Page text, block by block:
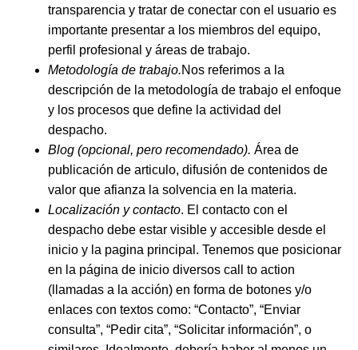
transparencia y tratar de conectar con el usuario es
importante presentar a los miembros del equipo,
perfil profesional y áreas de trabajo.
Metodología de trabajo.Nos referimos a la
descripción de la metodología de trabajo el enfoque
y los procesos que define la actividad del
despacho.
Blog (opcional, pero recomendado). Área de
publicación de articulo, difusión de contenidos de
valor que afianza la solvencia en la materia.
Localización y contacto. El contacto con el
despacho debe estar visible y accesible desde el
inicio y la pagina principal. Tenemos que posicionar
en la página de inicio diversos call to action
(llamadas a la acción) en forma de botones y/o
enlaces con textos como: “Contacto”, “Enviar
consulta”, “Pedir cita”, “Solicitar información”, o